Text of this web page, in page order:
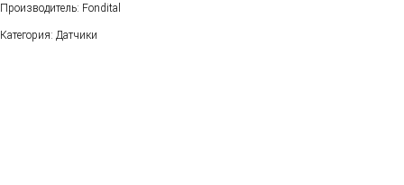
Производитель: Fondital
Категория: Датчики